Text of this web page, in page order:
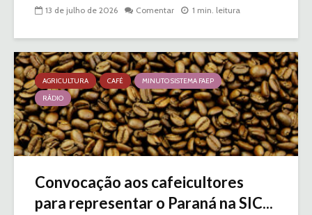
13 de julho de 2026 Comentar 1 min. leitura
AGRICULTURA CAFÉ
MINUTO SISTEMA FAEP
RÁDIO
Convocação aos cafeicultores
para representar o Paraná na SIC...